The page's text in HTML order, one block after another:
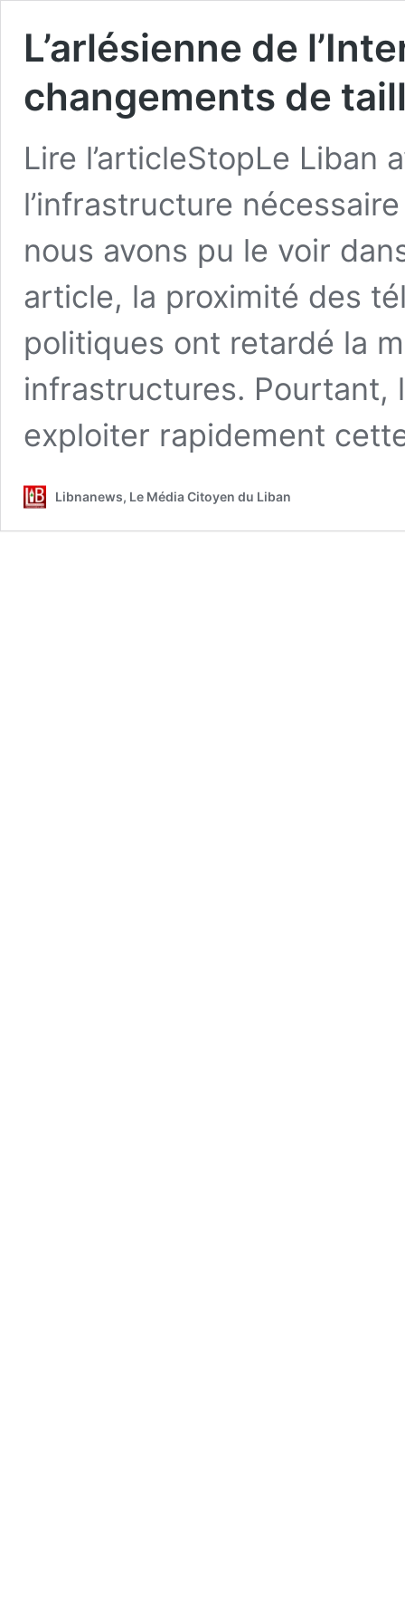
L’arlésienne de
changements de
Lire l’articleStopLe Liban
l’infrastructure
nous avons pu le voir
article, la proximité des
politiques ont retardé la
infrastructures. Pourtant,
exploiter rapidement
Libnanews, Le Média Citoyen du Liban